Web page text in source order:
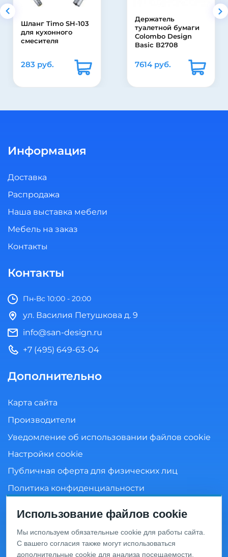
Шланг Timo SH-103
для кухонного
смесителя
283 руб.
Держатель
туалетной бумаги
Colombo Design
Basic В2708
7614 руб.
Информация
Доставка
Распродажа
Наша выставка мебели
Мебель на заказ
Контакты
Контакты
Пн-Вс 10:00 - 20:00
ул. Василия Петушкова д. 9
info@san-design.ru
+7 (495) 649-63-04
Дополнительно
Карта сайта
Производители
Уведомление об использовании файлов cookie
Настройки cookie
Публичная оферта для физических лиц
Политика конфиденциальности
Информация о ценах и товарах на данном сайте носит
Использование файлов cookie
Мы используем обязательные cookie для работы сайта.
С вашего согласия также могут использоваться
дополнительные cookie для анализа посещаемости,